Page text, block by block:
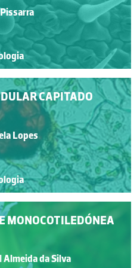
CAPITADO
Lopes
MONOCOTILEDÓNEA
da Silva